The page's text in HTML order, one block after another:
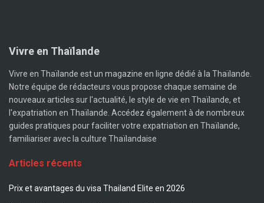
Vivre en Thaïlande
Vivre en Thaïlande est un magazine en ligne dédié à la Thaïlande.
Notre équipe de rédacteurs vous propose chaque semaine de
nouveaux articles sur l'actualité, le style de vie en Thaïlande, et
l'expatriation en Thaïlande. Accédez également à de nombreux
guides pratiques pour faciliter votre expatriation en Thaïlande,
familiariser avec la culture Thaïlandaise
Articles récents
Prix et avantages du visa Thailand Elite en 2026